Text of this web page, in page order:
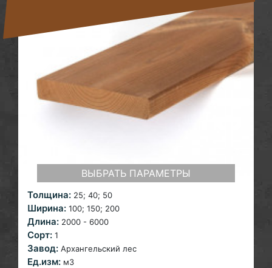
ВЫБРАТЬ ПАРАМЕТРЫ
Толщина: 25; 40; 50
Ширина: 100; 150; 200
Длина: 2000 - 6000
Сорт: 1
Завод: Архангельский лес
Ед.изм: м3